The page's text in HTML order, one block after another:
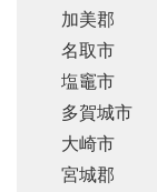
加美郡
名取市
塩竈市
多賀城市
大崎市
宮城郡